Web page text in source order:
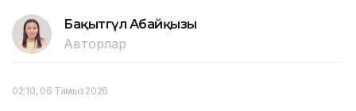
АҚШ Әлем жаңалықтары
Бақытгүл Абайқызы